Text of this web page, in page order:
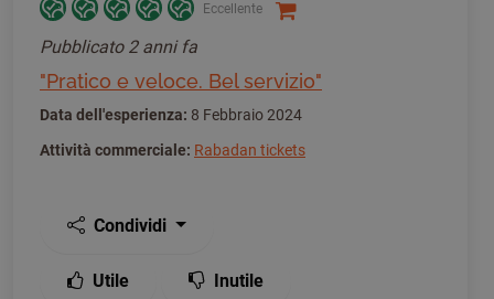
Eccellente
Pubblicato 2 anni fa
"Pratico e veloce. Bel servizio"
Data dell'esperienza: 8 Febbraio 2024
Attività commerciale: Rabadan tickets
Condividi
Utile Inutile